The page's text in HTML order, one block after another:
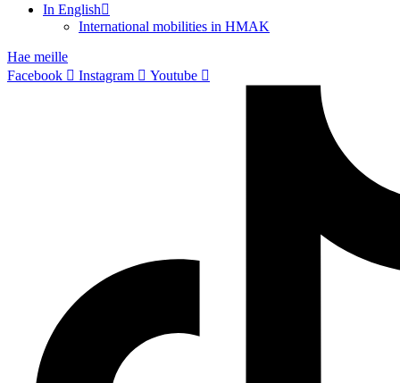
In English
International mobilities in HMAK
Hae meille
Facebook
Instagram Youtube